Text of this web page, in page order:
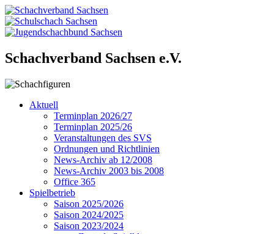
Schachverband Sachsen e.V.
Aktuell
Terminplan 2026/27
Terminplan 2025/26
Veranstaltungen des SVS
Ordnungen und Richtlinien
News-Archiv ab 12/2008
News-Archiv 2003 bis 2008
Office 365
Spielbetrieb
Saison 2025/2026
Saison 2024/2025
Saison 2023/2024